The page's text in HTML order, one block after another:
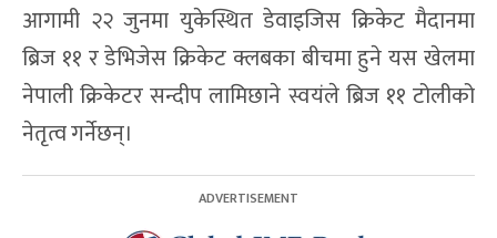
आगामी २२ जुनमा युकेस्थित डेवाइजिस क्रिकेट मैदानमा
ब्रिज ११ र डेभिजेस क्रिकेट क्लबका बीचमा हुने यस खेलमा
नेपाली क्रिकेटर सन्दीप लामिछाने स्वयंले ब्रिज ११ टोलीको
नेतृत्व गर्नेछन्।